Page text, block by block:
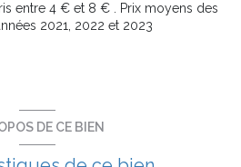
entre 4 € et 8 € . Prix moyens des
2021, 2022 et 2023
DE CE BIEN